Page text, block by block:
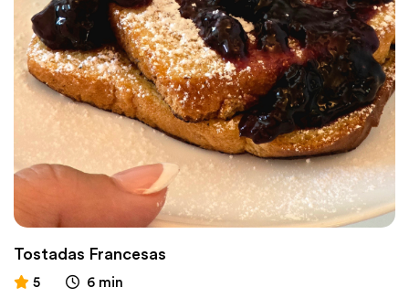
Tostadas Francesas
5 6 min